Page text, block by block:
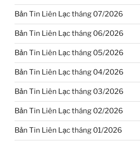
Bản Tin Liên Lạc tháng 07/2026
Bản Tin Liên Lạc tháng 06/2026
Bản Tin Liên Lạc tháng 05/2026
Bản Tin Liên Lạc tháng 04/2026
Bản Tin Liên Lạc tháng 03/2026
Bản Tin Liên Lạc tháng 02/2026
Bản Tin Liên Lạc tháng 01/2026